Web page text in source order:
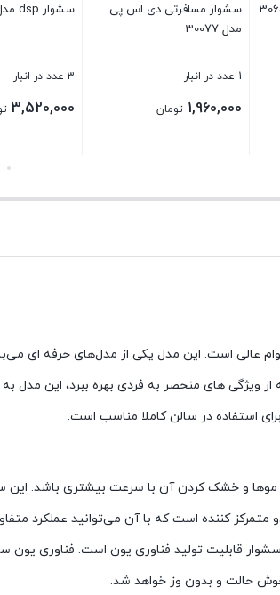
سشوار مسافرتی دی اس پی
مدل 30077
1 عدد در انبار
1,960,000 تومان
سشوار dsp مدل 30088
3 عدد در انبار
3,520,000
سنگین با کیفیت و دوام عالی است. این مدل یکی از مدل‌های
کننده است که با آن می‌توانید عملکرد
قابلیت تولید فناوری یون است. فناوری
حالت و بدون وز خواهد شد.